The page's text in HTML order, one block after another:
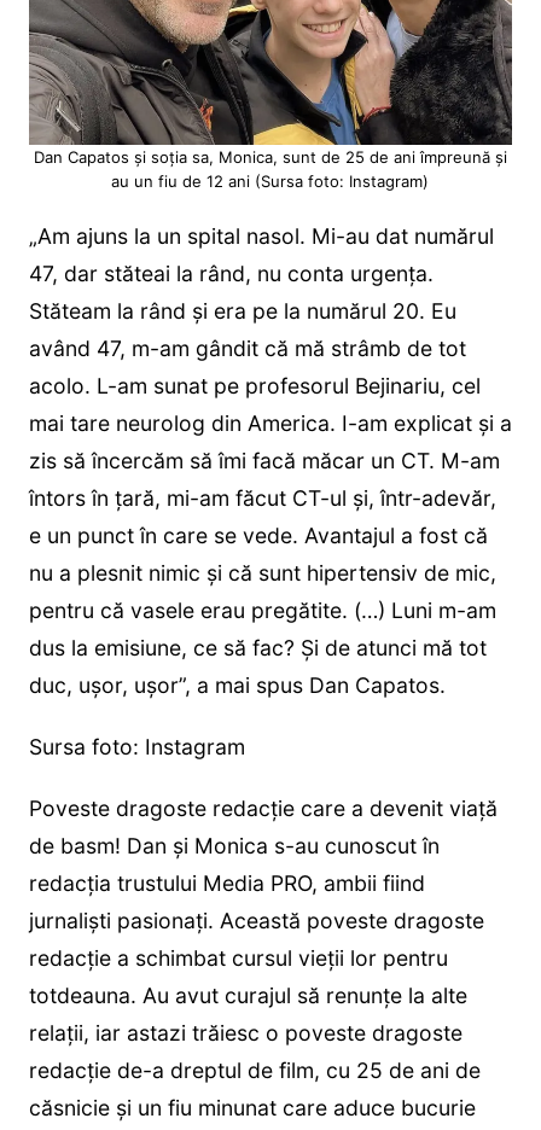
Dan Capatos și soția sa, Monica, sunt de 25 de ani împreună și
au un fiu de 12 ani (Sursa foto: Instagram)
„Am ajuns la un spital nasol. Mi-au dat numărul
47, dar stăteai la rând, nu conta urgența.
Stăteam la rând și era pe la numărul 20. Eu
având 47, m-am gândit că mă strâmb de tot
acolo. L-am sunat pe profesorul Bejinariu, cel
mai tare neurolog din America. I-am explicat și a
zis să încercăm să îmi facă măcar un CT. M-am
întors în țară, mi-am făcut CT-ul și, într-adevăr,
e un punct în care se vede. Avantajul a fost că
nu a plesnit nimic și că sunt hipertensiv de mic,
pentru că vasele erau pregătite. (…) Luni m-am
dus la emisiune, ce să fac? Și de atunci mă tot
duc, ușor, ușor”, a mai spus Dan Capatos.
Sursa foto: Instagram
Poveste dragoste redacție care a devenit viață
de basm! Dan și Monica s-au cunoscut în
redacția trustului Media PRO, ambii fiind
jurnaliști pasionați. Această poveste dragoste
redacție a schimbat cursul vieții lor pentru
totdeauna. Au avut curajul să renunțe la alte
relații, iar astazi trăiesc o poveste dragoste
redacție de-a dreptul de film, cu 25 de ani de
căsnicie și un fiu minunat care aduce bucurie